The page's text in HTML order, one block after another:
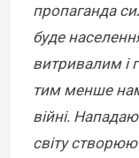
пропаганда
буде
витривалим і
тим менше
війні.
світу